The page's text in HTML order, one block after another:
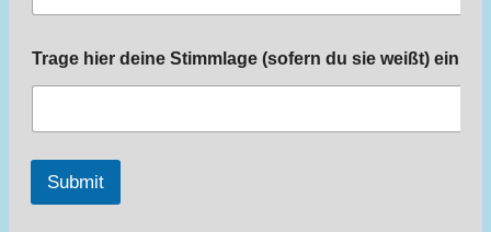
Trage hier deine Stimmlage (sofern du sie weißt) ein
Submit